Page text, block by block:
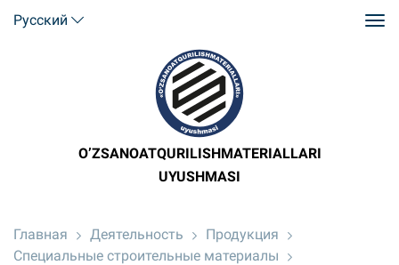
Русский
O’ZSANOATQURILISHMATERIALLARI
UYUSHMASI
Главная Деятельность
Продукция
Специальные строительные материалы